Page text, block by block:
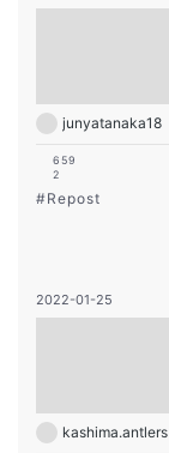
junyatanaka18
659
2
#Repost
2022-01-25
kashima.antlers